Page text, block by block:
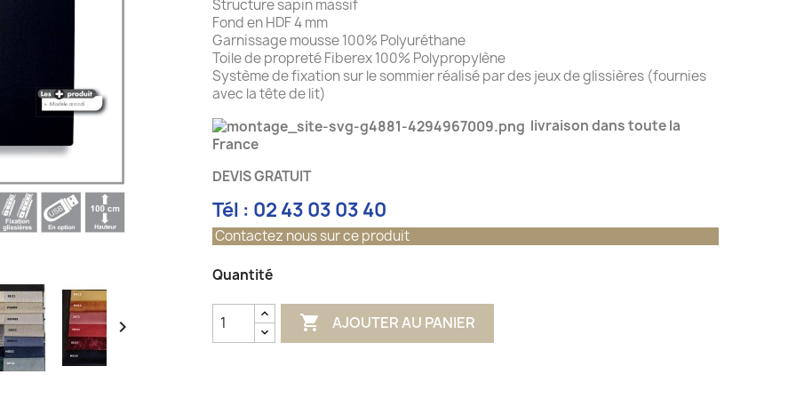

Structure sapin massif
Fond en HDF 4 mm
Garnissage mousse 100% Polyuréthane
Toile de propreté Fiberex 100% Polypropylène
Système de fixation sur le sommier réalisé par des jeux de glissières (fournies
avec la tête de lit)
livraison dans toute la
France
DEVIS GRATUIT
Tél : 02 43 03 03 40
Contactez nous sur ce produit
Quantité
 AJOUTER AU PANIER